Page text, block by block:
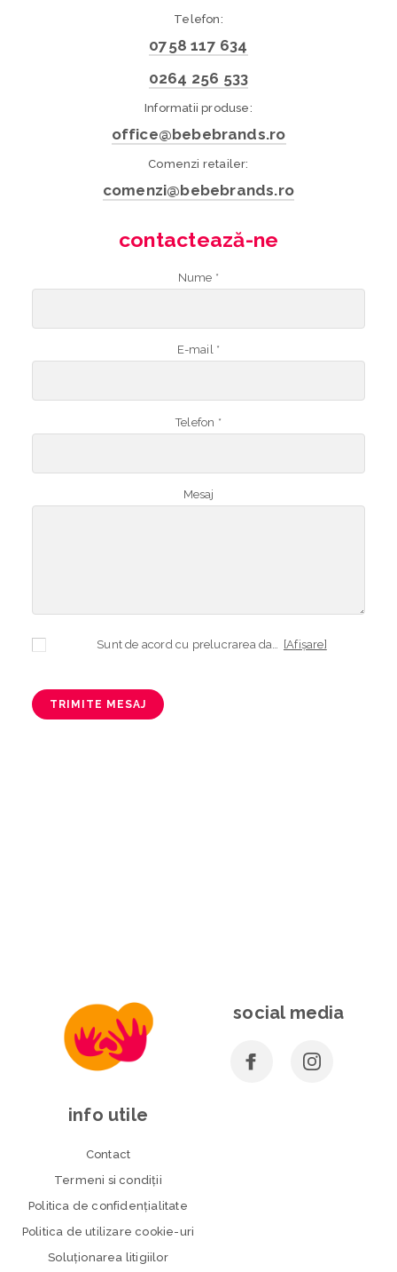
Telefon:
0758 117 634
0264 256 533
Informatii produse:
office@bebebrands.ro
Comenzi retailer:
comenzi@bebebrands.ro
contactează-ne
Nume *
E-mail *
Telefon *
Mesaj
[Afișare]
TRIMITE MESAJ
social media
info utile
Contact
Termeni si condiţii
Politica de confidenţialitate
Politica de utilizare cookie-uri
Soluționarea litigiilor